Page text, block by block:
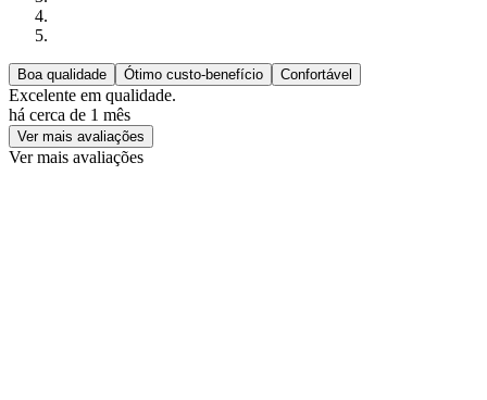
Boa qualidade Ótimo custo-benefício Confortável
Excelente em qualidade.
há cerca de 1 mês
Ver mais avaliações
Ver mais avaliações